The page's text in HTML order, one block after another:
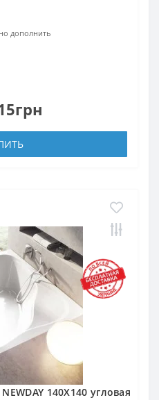
дополнить
140X140 угловая